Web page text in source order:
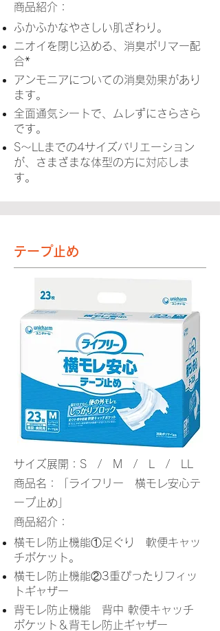
商品紹介：
ふかふかなやさしい肌ざわり。
ニオイを閉じ込める、消臭ポリマー配
合*
アンモニアについての消臭効果があり
ます。
全面通気シートで、ムレずにさらさら
です。
S～LLまでの4サイズバリエーション
が、さまざまな体型の方に対応しま
す。
テープ止め
サイズ展開：S / M / L / LL
商品名：「ライフリー 横モレ安心テ
ープ止め」
商品紹介：
横モレ防止機能①足ぐり 軟便キャッ
チポケット。
横モレ防止機能②3重ぴったりフィッ
トギャザー
背モレ防止機能 背中 軟便キャッチ
ポケット＆背モレ防止ギャザー